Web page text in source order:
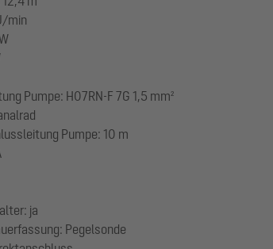
min
Pumpe: H07RN-F 7G 1,5 mm²
Pumpe: 10 m
ja
Pegelsonde